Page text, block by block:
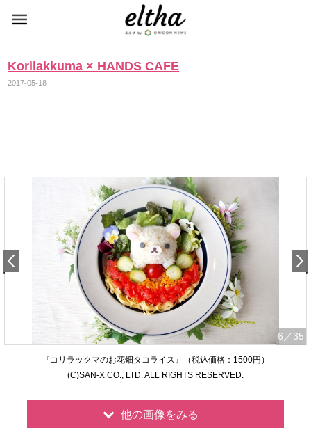
Korilakkuma × HANDS CAFE
2017-05-18
6 ／35
『コリラックマのお花畑タコライス』（税込価格：1500円）
(C)SAN-X CO., LTD. ALL RIGHTS RESERVED.
他の画像をみる